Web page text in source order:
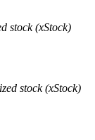
dochód
stock (xStock)
stock (xStock)